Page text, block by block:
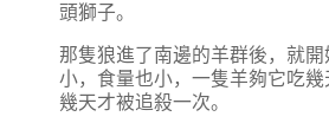
頭獅子。
那隻狼進了南邊的羊群後，就
小，食量也小，一隻羊夠它吃
幾天才被追殺一次。